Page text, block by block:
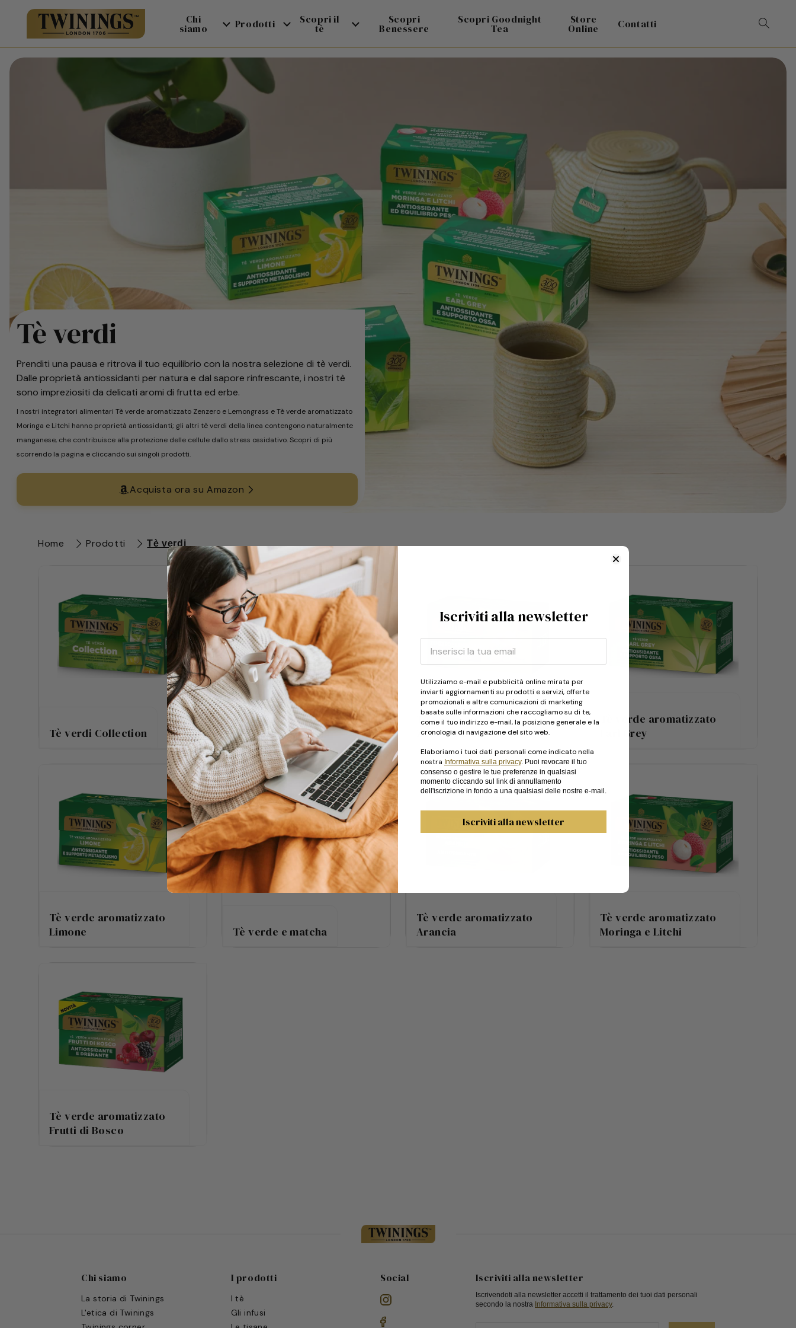
Chi
siamo Prodotti Scopri il
tè
Scopri
Benessere
Scopri Goodnight
Tea
Store
Online Contatti
Tè verdi
Prenditi una pausa e ritrova il tuo equilibrio con la nostra selezione di tè verdi.
Dalle proprietà antiossidanti per natura e dal sapore rinfrescante, i nostri tè
sono impreziositi da delicati aromi di frutta ed erbe.
I nostri integratori alimentari Tè verde aromatizzato Zenzero e Lemongrass e Tè verde aromatizzato
Moringa e Litchi hanno proprietà antiossidanti; gli altri tè verdi della linea contengono naturalmente
manganese, che contribuisce alla protezione delle cellule dallo stress ossidativo. Scopri di più
scorrendo la pagina e cliccando sui singoli prodotti.
Acquista ora su Amazon
Home Prodotti Tè verdi
Tè verdi Collection Pure Green Tea
Tè verde aromatizzato
Zenzero e Lemongrass
Tè verde aromatizzato
Earl Grey
Tè verde aromatizzato
Limone
Tè verde e matcha
Tè verde aromatizzato
Arancia
Tè verde aromatizzato
Moringa e Litchi
Tè verde aromatizzato
Frutti di Bosco
Chi siamo
La storia di Twinings
L'etica di Twinings
I prodotti
I tè
Gli infusi
Social Iscriviti alla newsletter
Iscrivendoti alla newsletter accetti il trattamento dei tuoi dati personali
secondo la nostra Informativa sulla privacy.
Iscriviti alla newsletter
Utilizziamo e-mail e pubblicità online mirata per
inviarti aggiornamenti su prodotti e servizi, offerte
promozionali e altre comunicazioni di marketing
basate sulle informazioni che raccogliamo su di te,
come il tuo indirizzo e-mail, la posizione generale e la
cronologia di navigazione del sito web.
Elaboriamo i tuoi dati personali come indicato nella
nostra Informativa sulla privacy. Puoi revocare il tuo
consenso o gestire le tue preferenze in qualsiasi
momento cliccando sul link di annullamento
dell'iscrizione in fondo a una qualsiasi delle nostre e-mail.
Iscriviti alla newsletter